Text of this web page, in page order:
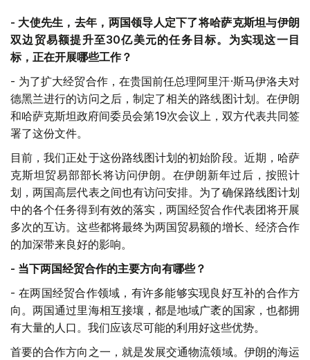
- 大使先生，去年，两国领导人定下了将哈萨克斯坦与伊朗
双边贸易额提升至30亿美元的任务目标。为实现这一目
标，正在开展哪些工作？
- 为了扩大经贸合作，在贵国前任总理阿里汗·斯马伊洛夫对
德黑兰进行的访问之后，制定了相关的路线图计划。在伊朗
和哈萨克斯坦政府间委员会第19次会议上，双方代表共同签
署了这份文件。
目前，我们正处于这份路线图计划的初始阶段。近期，哈萨
克斯坦贸易部部长将访问伊朗。在伊朗新年过后，按照计
划，两国高层代表之间也有访问安排。为了确保路线图计划
中的各个任务得到有效的落实，两国经贸合作代表团将开展
多次的互访。这些都将最终为两国贸易额的增长、经济合作
的加深带来良好的影响。
- 当下两国经贸合作的主要方向有哪些？
- 在两国经贸合作领域，有许多能够实现良好互补的合作方
向。两国通过里海相互接壤，都是地域广袤的国家，也都拥
有大量的人口。我们应该尽可能的利用好这些优势。
首要的合作方向之一，就是发展交通物流领域。伊朗的海运